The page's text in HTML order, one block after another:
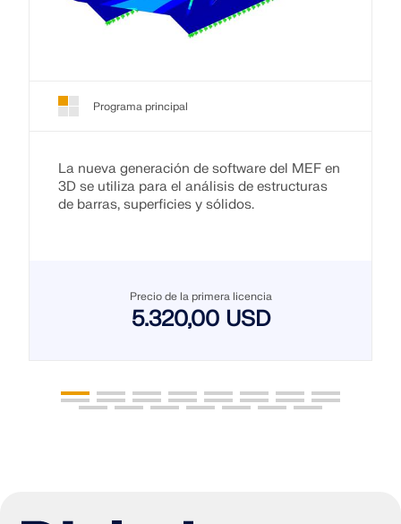
Programa principal
La nueva generación de software del MEF en
3D se utiliza para el análisis de estructuras
de barras, superficies y sólidos.
Precio de la primera licencia
5.320,00 USD